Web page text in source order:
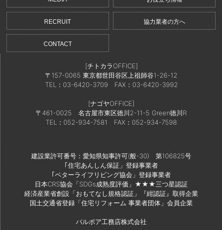
RECRUIT 協力業者の方へ
CONTACT
[チトカラOFFICE]
〒157-0065 東京都世田谷区上祖師谷1-26-12
TEL：03-6420-3709 FAX：03-6420-3992
[ナゴヤOFFICE]
〒461-0025 名古屋市東区徳川2-11-5 Green徳川R
TEL：052-934-7581
FAX：052-934-7598
建設業許可番号：愛知県知事許可(般-30) 第106825号
｢住宅あんしん保証」登録事業者
｢ベターライフリビング協会」登録事業者
日本CRS協会「SDGs成熟度評価」★★★三つ星認証
経済産業省創設「おもてなし規格認証」『紺認証』取得企業
国土交通省登録「住宅リフォーム 事業者団体」会員企業
バルボア工務店株式会社